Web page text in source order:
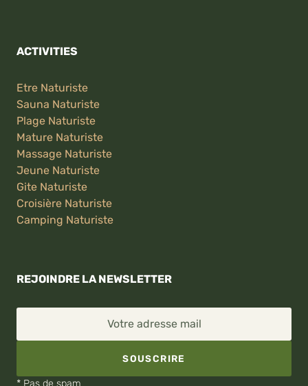
ACTIVITIES
Etre Naturiste
Sauna Naturiste
Plage Naturiste
Mature Naturiste
Massage Naturiste
Jeune Naturiste
Gite Naturiste
Croisière Naturiste
Camping Naturiste
REJOINDRE LA NEWSLETTER
Votre adresse mail
SOUSCRIRE